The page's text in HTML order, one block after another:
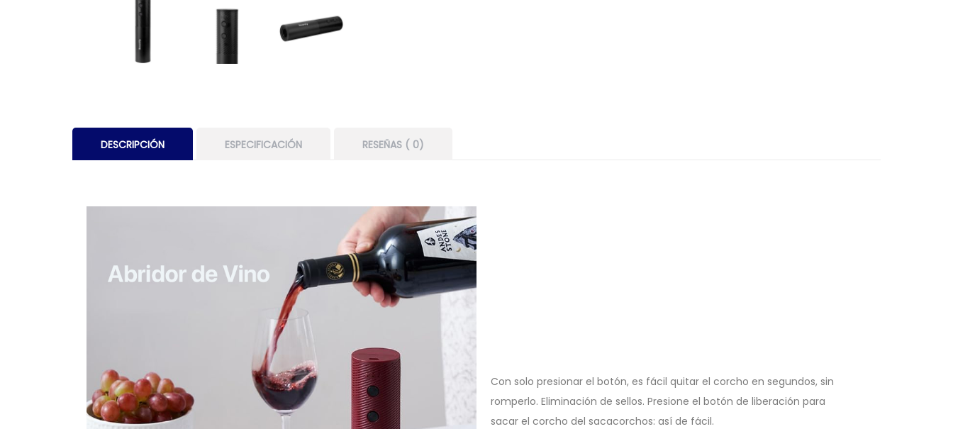
DESCRIPCIÓN ESPECIFICACIÓN RESEÑAS ( 0)
Con solo presionar el botón, es fácil quitar el corcho en segundos, sin
romperlo. Eliminación de sellos. Presione el botón de liberación para
sacar el corcho del sacacorchos: así de fácil.